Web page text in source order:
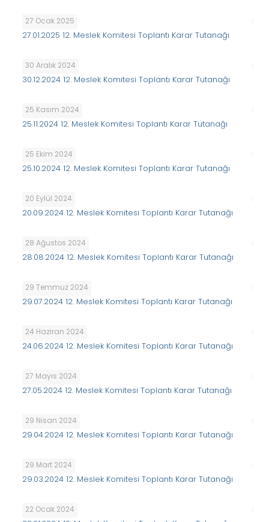
27 Ocak 2025
27.01.2025 12. Meslek Komitesi Toplantı Karar Tutanağı
30 Aralık 2024
30.12.2024 12. Meslek Komitesi Toplantı Karar Tutanağı
25 Kasım 2024
25.11.2024 12. Meslek Komitesi Toplantı Karar Tutanağı
25 Ekim 2024
25.10.2024 12. Meslek Komitesi Toplantı Karar Tutanağı
20 Eylül 2024
20.09.2024 12. Meslek Komitesi Toplantı Karar Tutanağı
28 Ağustos 2024
28.08.2024 12. Meslek Komitesi Toplantı Karar Tutanağı
29 Temmuz 2024
29.07.2024 12. Meslek Komitesi Toplantı Karar Tutanağı
24 Haziran 2024
24.06.2024 12. Meslek Komitesi Toplantı Karar Tutanağı
27 Mayıs 2024
27.05.2024 12. Meslek Komitesi Toplantı Karar Tutanağı
29 Nisan 2024
29.04.2024 12. Meslek Komitesi Toplantı Karar Tutanağı
29 Mart 2024
29.03.2024 12. Meslek Komitesi Toplantı Karar Tutanağı
22 Ocak 2024